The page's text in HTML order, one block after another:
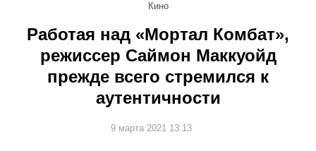
Кино
Работая над «Мортал Комбат»,
режиссер Саймон Маккуойд
прежде всего стремился к
аутентичности
9 марта 2021 13:13